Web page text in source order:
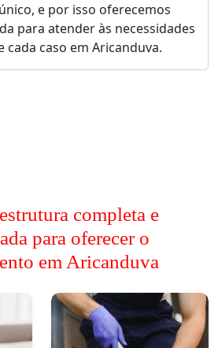
e por isso oferecemos
para atender às necessidades
cada caso em Aricanduva.
completa e
para oferecer o
em Aricanduva